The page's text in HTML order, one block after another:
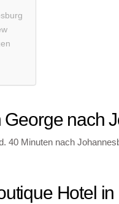
nach
40 Minuten nach
Hotel